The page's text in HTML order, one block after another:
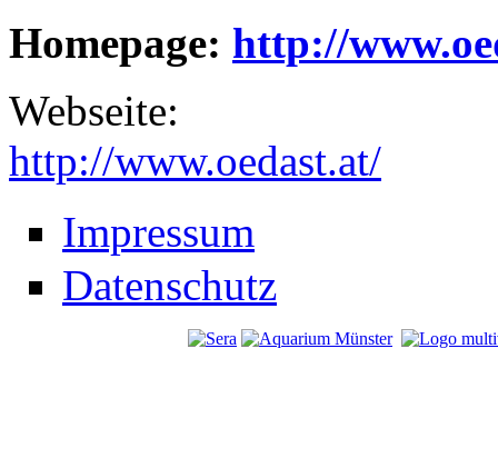
Homepage: http://
Webseite:
http://www.oedast.at/
Impressum
Datenschutz